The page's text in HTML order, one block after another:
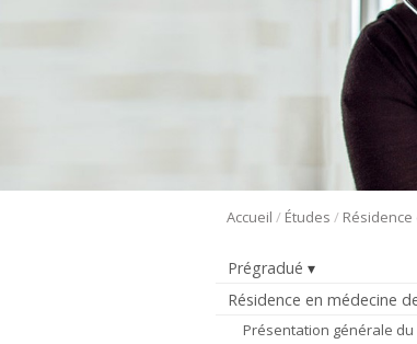
Accueil / Études /
Prégradué
Résidence en médecine
Présentation générale